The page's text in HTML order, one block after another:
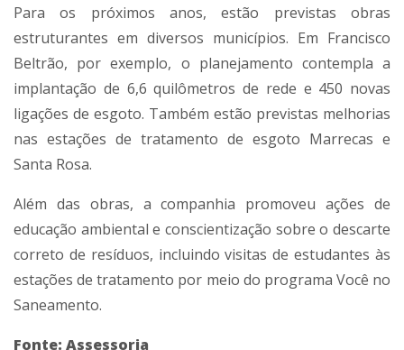
Para os próximos anos, estão previstas obras
estruturantes em diversos municípios. Em Francisco
Beltrão, por exemplo, o planejamento contempla a
implantação de 6,6 quilômetros de rede e 450 novas
ligações de esgoto. Também estão previstas melhorias
nas estações de tratamento de esgoto Marrecas e
Santa Rosa.
Além das obras, a companhia promoveu ações de
educação ambiental e conscientização sobre o descarte
correto de resíduos, incluindo visitas de estudantes às
estações de tratamento por meio do programa Você no
Saneamento.
Fonte: Assessoria